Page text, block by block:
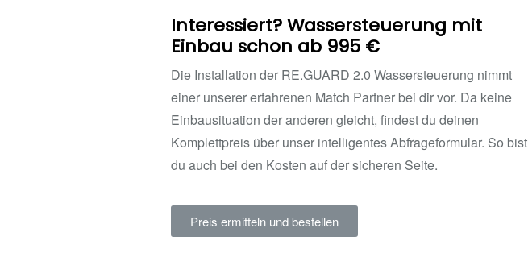
Interessiert? Wassersteuerung mit
Einbau schon ab 995 €
Die Installation der RE.GUARD 2.0 Wassersteuerung nimmt
einer unserer erfahrenen Match Partner bei dir vor. Da keine
Einbausituation der anderen gleicht, findest du deinen
Komplettpreis über unser intelligentes Abfrageformular. So bist
du auch bei den Kosten auf der sicheren Seite.
Preis ermitteln und bestellen